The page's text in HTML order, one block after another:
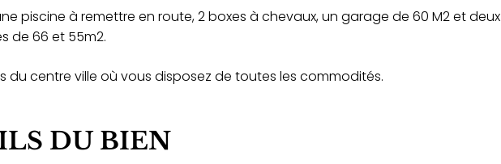
piscine à remettre en route, 2 boxes à chevaux, un garage de 60 M2 et deux
de 66 et 55m2.
du centre ville où vous disposez de toutes les commodités.
DU BIEN